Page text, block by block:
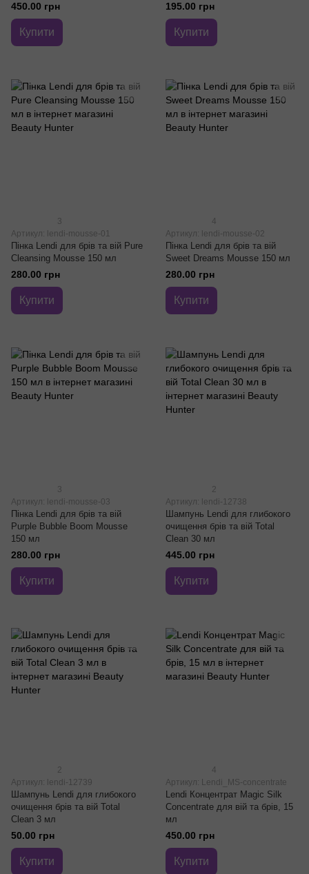
450.00 грн
Купити
195.00 грн
Купити
3
Артикул: lendi-mousse-01
Пінка Lendi для брів та вій Pure
Cleansing Mousse 150 мл
280.00 грн
Купити
4
Артикул: lendi-mousse-02
Пінка Lendi для брів та вій
Sweet Dreams Mousse 150 мл
280.00 грн
Купити
3
Артикул: lendi-mousse-03
Пінка Lendi для брів та вій
Purple Bubble Boom Mousse
150 мл
280.00 грн
Купити
2
Артикул: lendi-12738
Шампунь Lendi для глибокого
очищення брів та вій Total
Clean 30 мл
445.00 грн
Купити
2
Артикул: lendi-12739
Шампунь Lendi для глибокого
очищення брів та вій Total
Clean 3 мл
50.00 грн
Купити
4
Артикул: Lendi_MS-concentrate
Lendi Концентрат Magic Silk
Concentrate для вій та брів, 15
мл
450.00 грн
Купити